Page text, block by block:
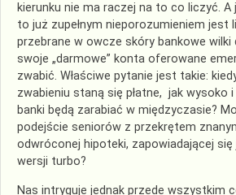
kierunku nie ma raczej na to co liczyć.
to już zupełnym nieporozumieniem jest
przebrane w owcze skóry bankowe wilki
swoje „darmowe” konta oferowane
zwabić. Właściwe pytanie jest takie:
zwabieniu staną się płatne, jak wysoko
banki będą zarabiać w międzyczasie?
podejście seniorów z przekrętem
odwróconej hipoteki, zapowiadającej się
wersji turbo?
Nas intryguje jednak przede wszystkim